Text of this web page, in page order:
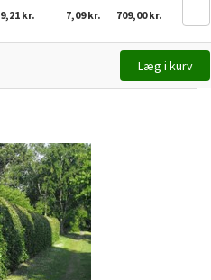
9,21 kr. 7,09 kr. 709,00 kr.